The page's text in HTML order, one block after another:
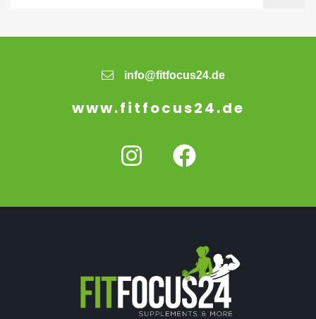
info@fitfocus24.de
www.fitfocus24.de